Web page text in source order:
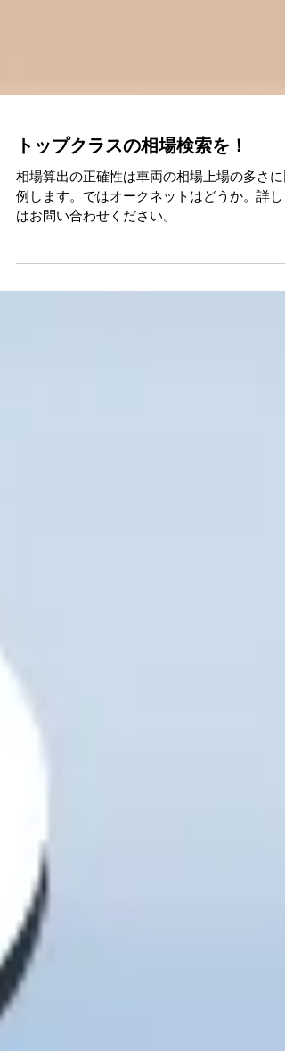
トップクラスの相場検索を！
相場算出の正確性は車両の相場上場の多さに
例します。ではオークネットはどうか。詳し